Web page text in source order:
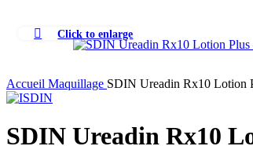
Click to enlarge
Accueil Maquillage SDIN Ureadin Rx10 Lotion
SDIN Ureadin Rx10